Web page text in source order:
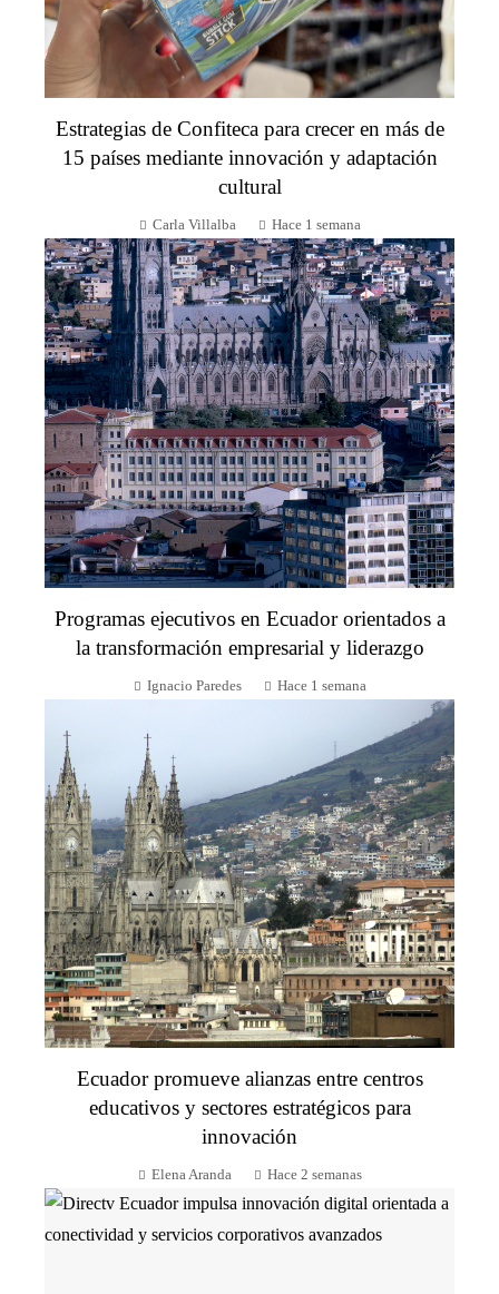
Estrategias de Confiteca para crecer en más de
15 países mediante innovación y adaptación
cultural
Carla Villalba Hace 1 semana
Programas ejecutivos en Ecuador orientados a
la transformación empresarial y liderazgo
Ignacio Paredes Hace 1 semana
Ecuador promueve alianzas entre centros
educativos y sectores estratégicos para
innovación
Elena Aranda Hace 2 semanas